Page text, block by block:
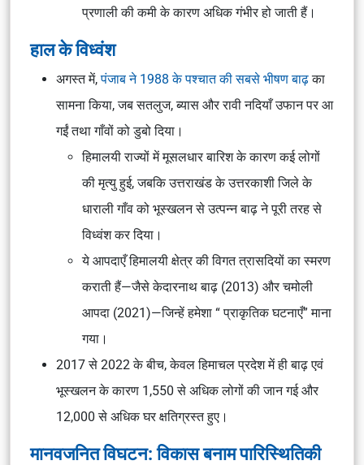
प्रणाली की कमी के कारण अधिक गंभीर हो जाती हैं।
हाल के विध्वंश
अगस्त में,पंजाब ने 1988 के पश्चात की सबसे भीषण बाढ़का
सामना किया, जब सतलुज, ब्यास और रावी नदियाँ उफान पर आ
गईं तथा गाँवों को डुबो दिया।
हिमालयी राज्यों में मूसलधार बारिश के कारण कई लोगों
की मृत्यु हुई, जबकि उत्तराखंड के उत्तरकाशी जिले के
धाराली गाँव को भूस्खलन से उत्पन्न बाढ़ ने पूरी तरह से
विध्वंश कर दिया।
ये आपदाएँ हिमालयी क्षेत्र की विगत त्रासदियों का स्मरण
कराती हैं—जैसे केदारनाथ बाढ़ (2013) और चमोली
आपदा (2021)—जिन्हें हमेशा “ प्राकृतिक घटनाएँ” माना
गया।
2017 से 2022 के बीच, केवल हिमाचल प्रदेश में ही बाढ़ एवं
भूस्खलन के कारण 1,550 से अधिक लोगों की जान गई और
12,000 से अधिक घर क्षतिग्रस्त हुए।
मानवजनित विघटन: विकास बनाम पारिस्थितिकी